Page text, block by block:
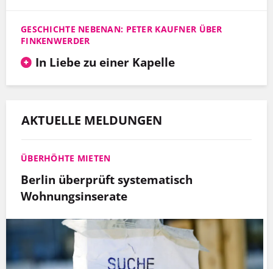
GESCHICHTE NEBENAN: PETER KAUFNER ÜBER
FINKENWERDER
In Liebe zu einer Kapelle
AKTUELLE MELDUNGEN
ÜBERHÖHTE MIETEN
Berlin überprüft systematisch
Wohnungsinserate